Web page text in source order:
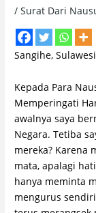
/Surat Dari
Sangihe,
Kepada Para
Memperingati
awalnya saya
Negara. Tetiba
mereka? Karena
mata, apalagi
hanya meminta
mengurus